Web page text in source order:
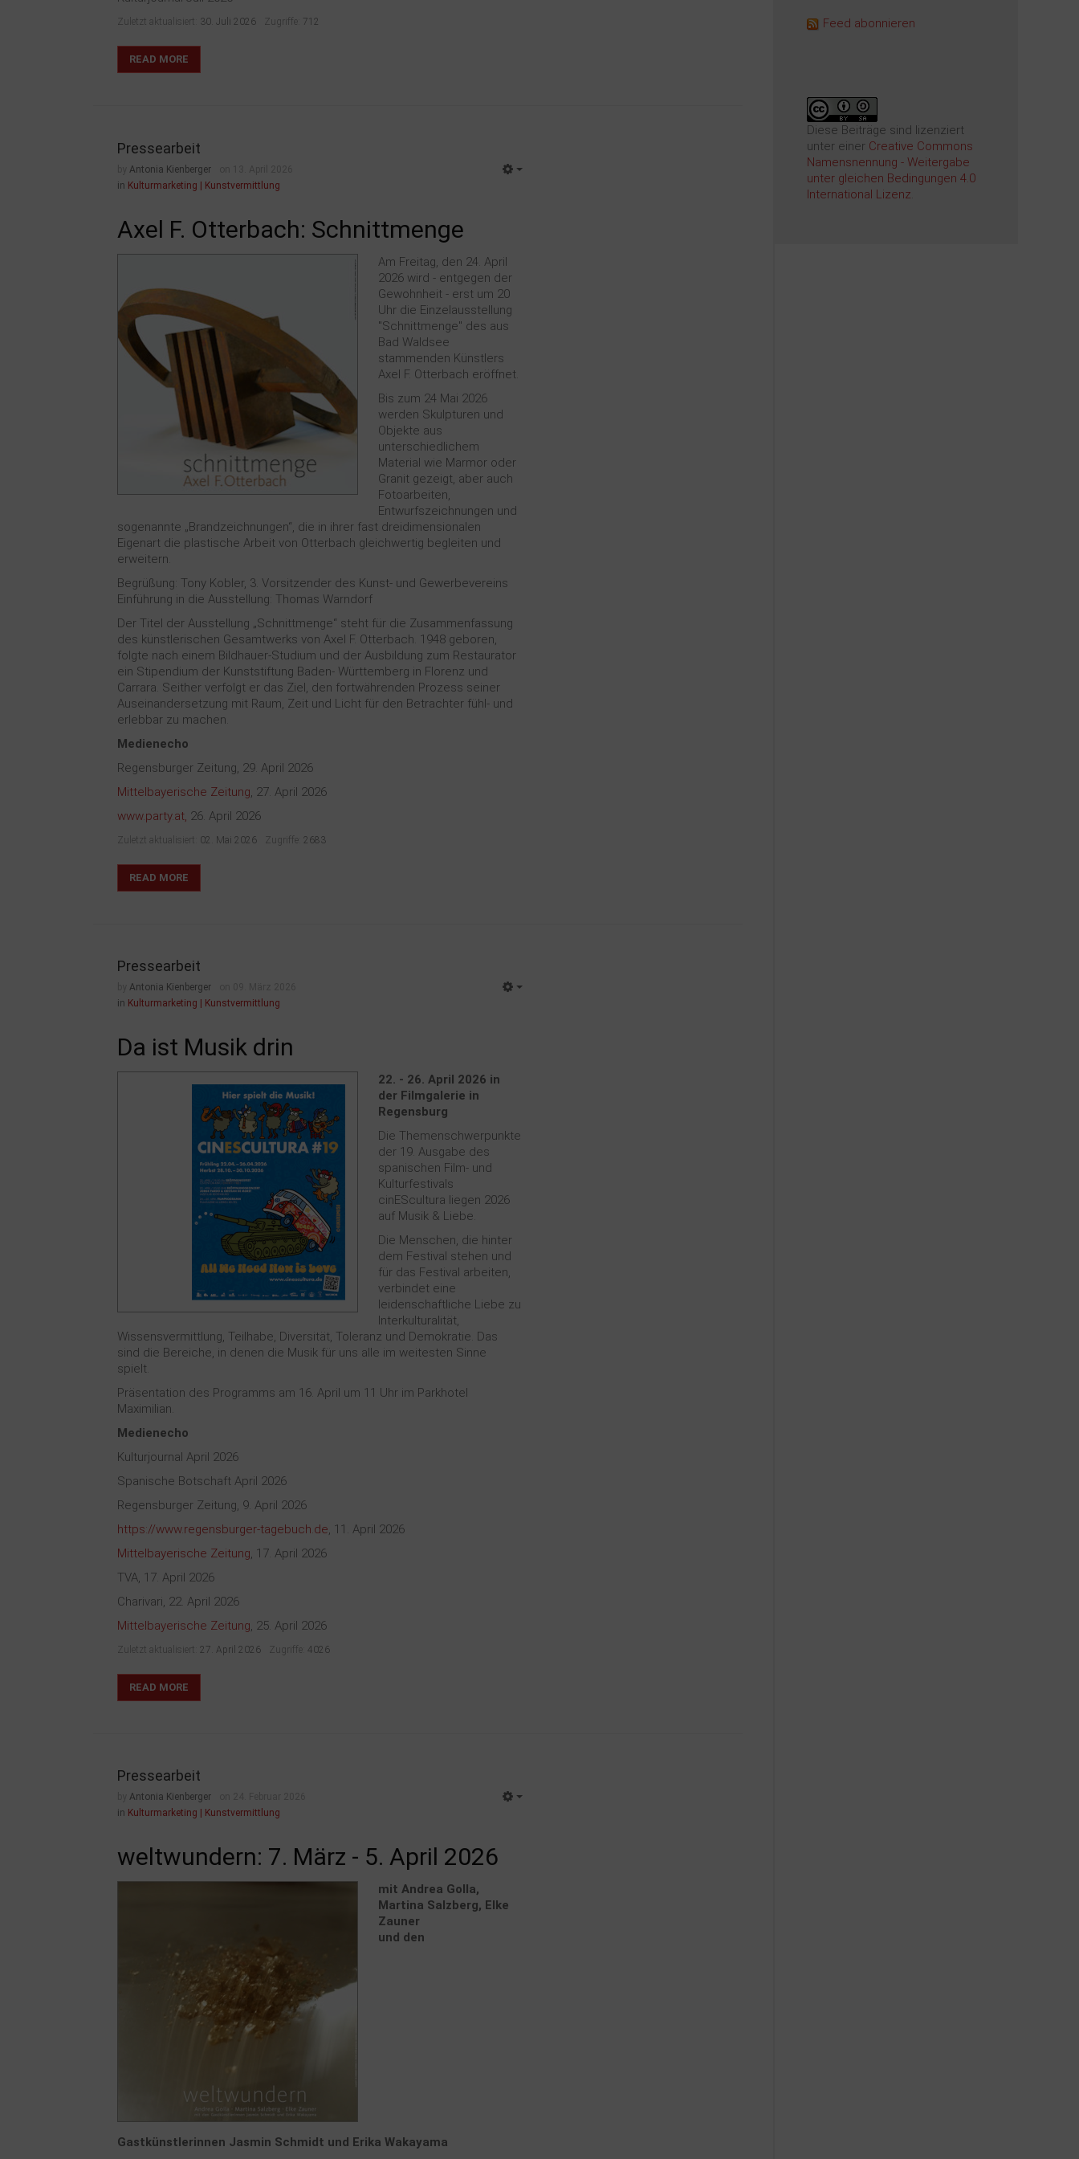
Zuletzt aktualisiert: 30. Juli 2026 Zugriffe: 712
READ MORE
Pressearbeit
Antonia Kienberger
in Kulturmarketing | Kunstvermittlung
Axel F. Otterbach: Schnittmenge
Am Freitag, den 24. April
2026 wird - entgegen der
Gewohnheit - erst um 20
Uhr die Einzelausstellung
"Schnittmenge" des aus
Bad Waldsee
stammenden Künstlers
Axel F. Otterbach eröffnet.
Bis zum 24 Mai 2026
werden Skulpturen und
Objekte aus
unterschiedlichem
Material wie Marmor oder
Granit gezeigt, aber auch
Fotoarbeiten,
Entwurfszeichnungen und
sogenannte „Brandzeichnungen“, die in ihrer fast dreidimensionalen
Eigenart die plastische Arbeit von Otterbach gleichwertig begleiten und
erweitern.
Begrüßung: Tony Kobler, 3. Vorsitzender des Kunst- und Gewerbevereins
Einführung in die Ausstellung: Thomas Warndorf
Der Titel der Ausstellung „Schnittmenge“ steht für die Zusammenfassung
des künstlerischen Gesamtwerks von Axel F. Otterbach. 1948 geboren,
folgte nach einem Bildhauer-Studium und der Ausbildung zum Restaurator
ein Stipendium der Kunststiftung Baden- Württemberg in Florenz und
Carrara. Seither verfolgt er das Ziel, den fortwährenden Prozess seiner
Auseinandersetzung mit Raum, Zeit und Licht für den Betrachter fühl- und
erlebbar zu machen.
Medienecho
Regensburger Zeitung, 29. April 2026
Mittelbayerische Zeitung, 27. April 2026
www.party.at, 26. April 2026
Zuletzt aktualisiert: 02. Mai 2026 Zugriffe: 2683
READ MORE
Pressearbeit
Antonia Kienberger
in Kulturmarketing | Kunstvermittlung
Da ist Musik drin
22. - 26. April 2026 in
der Filmgalerie in
Regensburg
Die Themenschwerpunkte
der 19. Ausgabe des
spanischen Film- und
Kulturfestivals
cinEScultura liegen 2026
auf Musik & Liebe.
Die Menschen, die hinter
dem Festival stehen und
für das Festival arbeiten,
verbindet eine
leidenschaftliche Liebe zu
Interkulturalität,
Wissensvermittlung, Teilhabe, Diversität, Toleranz und Demokratie. Das
sind die Bereiche, in denen die Musik für uns alle im weitesten Sinne
spielt.
Präsentation des Programms am 16. April um 11 Uhr im Parkhotel
Maximilian.
Medienecho
Kulturjournal April 2026
Spanische Botschaft April 2026
Regensburger Zeitung, 9. April 2026
https://www.regensburger-tagebuch.de, 11. April 2026
Mittelbayerische Zeitung, 17. April 2026
TVA, 17. April 2026
Charivari, 22. April 2026
Mittelbayerische Zeitung, 25. April 2026
Zuletzt aktualisiert: 27. April 2026 Zugriffe: 4026
READ MORE
Pressearbeit
Antonia Kienberger
in Kulturmarketing | Kunstvermittlung
weltwundern: 7. März - 5. April 2026
mit Andrea Golla,
Martina Salzberg, Elke
Zauner
und den
Gastkünstlerinnen Jasmin Schmidt und Erika Wakayama
Feed abonnieren
Diese Beiträge sind lizenziert
unter einer Creative Commons
Namensnennung - Weitergabe
unter gleichen Bedingungen 4.0
International Lizenz